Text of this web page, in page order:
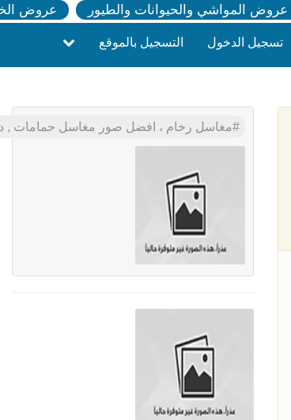
عروض المواشي والحيوانات والطيور عروض
تسجيل الدخول التسجيل بالموقع
مغاسل رخام ، افضل صور مغاسل حمامات ,